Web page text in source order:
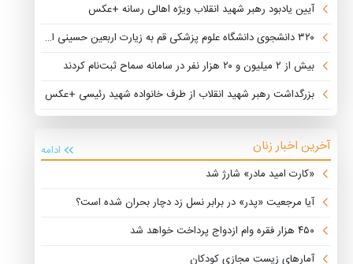
آیین یادبود رهبر شهید انقلاب ویژه اهالی رسانه +عکس
۳۲۰ دانشجوی دانشگاه علوم پزشکی قم به زیارت اربعین حسینی اعزام شدند
بیش از ۲ میلیون و ۲۰ هزار نفر در سامانه سماح ثبت‌نام کردند
بزرگداشت رهبر شهید انقلاب از طرف خانواده شهید رئیسی +عکس
آخرین اخبار زنان
ادامه
«کارت امید مادر» شارژ شد
آیا مرجعیت «پدر» در برابر نسل زد دچار بحران شده است؟
۴۵۰ هزار فقره وام ازدواج پرداخت خواهد شد
آمارهای زیست مجازی کودکان